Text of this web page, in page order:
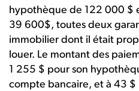
hypothèque de 122 000 $
39 600$, toutes deux
immobilier dont il était
louer. Le montant des
1 255 $ pour son
compte bancaire, et à 43